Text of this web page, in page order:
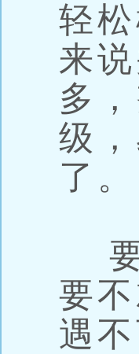
轻
来
多
级
了。
要
要
遇